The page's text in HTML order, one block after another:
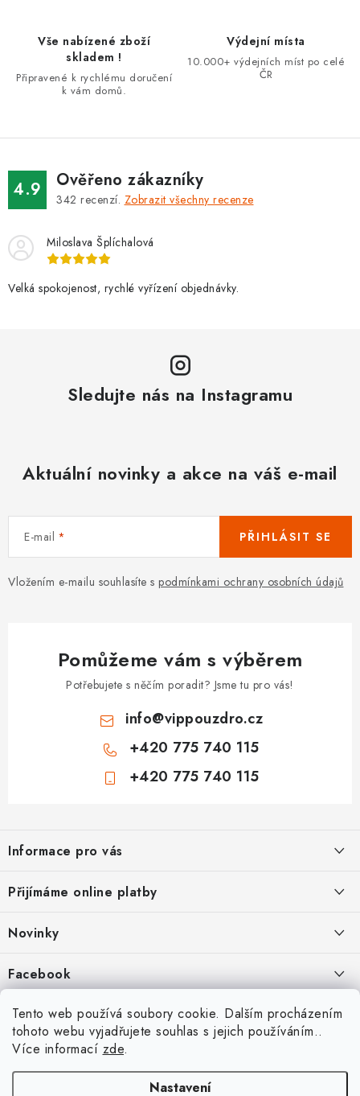
Tento web používá soubory cookie. Dalším procházením
tohoto webu vyjadřujete souhlas s jejich používáním..
Více informací zde.
Nastavení
k
ý
s
Vše nabízené zboží
skladem !
Připravené k rychlému doručení
k vám domů.
Výdejní místa
10.000+ výdejních míst po celé
ČR
4.9 Ověřeno zákazníky
342 recenzí. Zobrazit všechny recenze
Miloslava Šplíchalová
Velká spokojenost, rychlé vyřízení objednávky.
Sledujte nás na Instagramu
Aktuální novinky a akce na váš e-mail
E-mail
Vložením e-mailu souhlasíte s podmínkami ochrany osobních údajů
PŘIHLÁSIT SE
Pomůžeme vám s výběrem
Potřebujete s něčím poradit? Jsme tu pro vás!
info@vippouzdro.cz
+420 775 740 115
+420 775 740 115
p
a
Informace pro vás
Jak nakupovat
Ochrana osobních údajů
Hodnocení obchodu
Doprava a platba
Vrácení zboží a reklamace
Přijímáme online platby
Novinky
Kryty, pouzdra, obaly na mobil Apple iPhone.
11.9.2022
Nová skla pro vaši ochranu
22.8.2020
Designové kryty pro Xiaomi
Facebook
Heureka Recenze obchodu